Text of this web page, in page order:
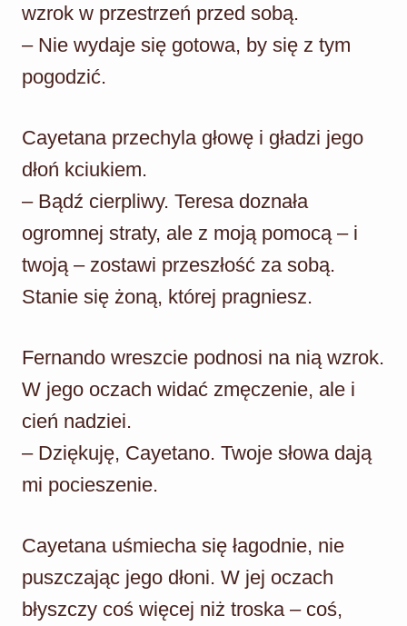
wzrok w przestrzeń przed sobą.
– Nie wydaje się gotowa, by się z tym
pogodzić.
Cayetana przechyla głowę i gładzi jego
dłoń kciukiem.
– Bądź cierpliwy. Teresa doznała
ogromnej straty, ale z moją pomocą – i
twoją – zostawi przeszłość za sobą.
Stanie się żoną, której pragniesz.
Fernando wreszcie podnosi na nią wzrok.
W jego oczach widać zmęczenie, ale i
cień nadziei.
– Dziękuję, Cayetano. Twoje słowa dają
mi pocieszenie.
Cayetana uśmiecha się łagodnie, nie
puszczając jego dłoni. W jej oczach
błyszczy coś więcej niż troska – coś,